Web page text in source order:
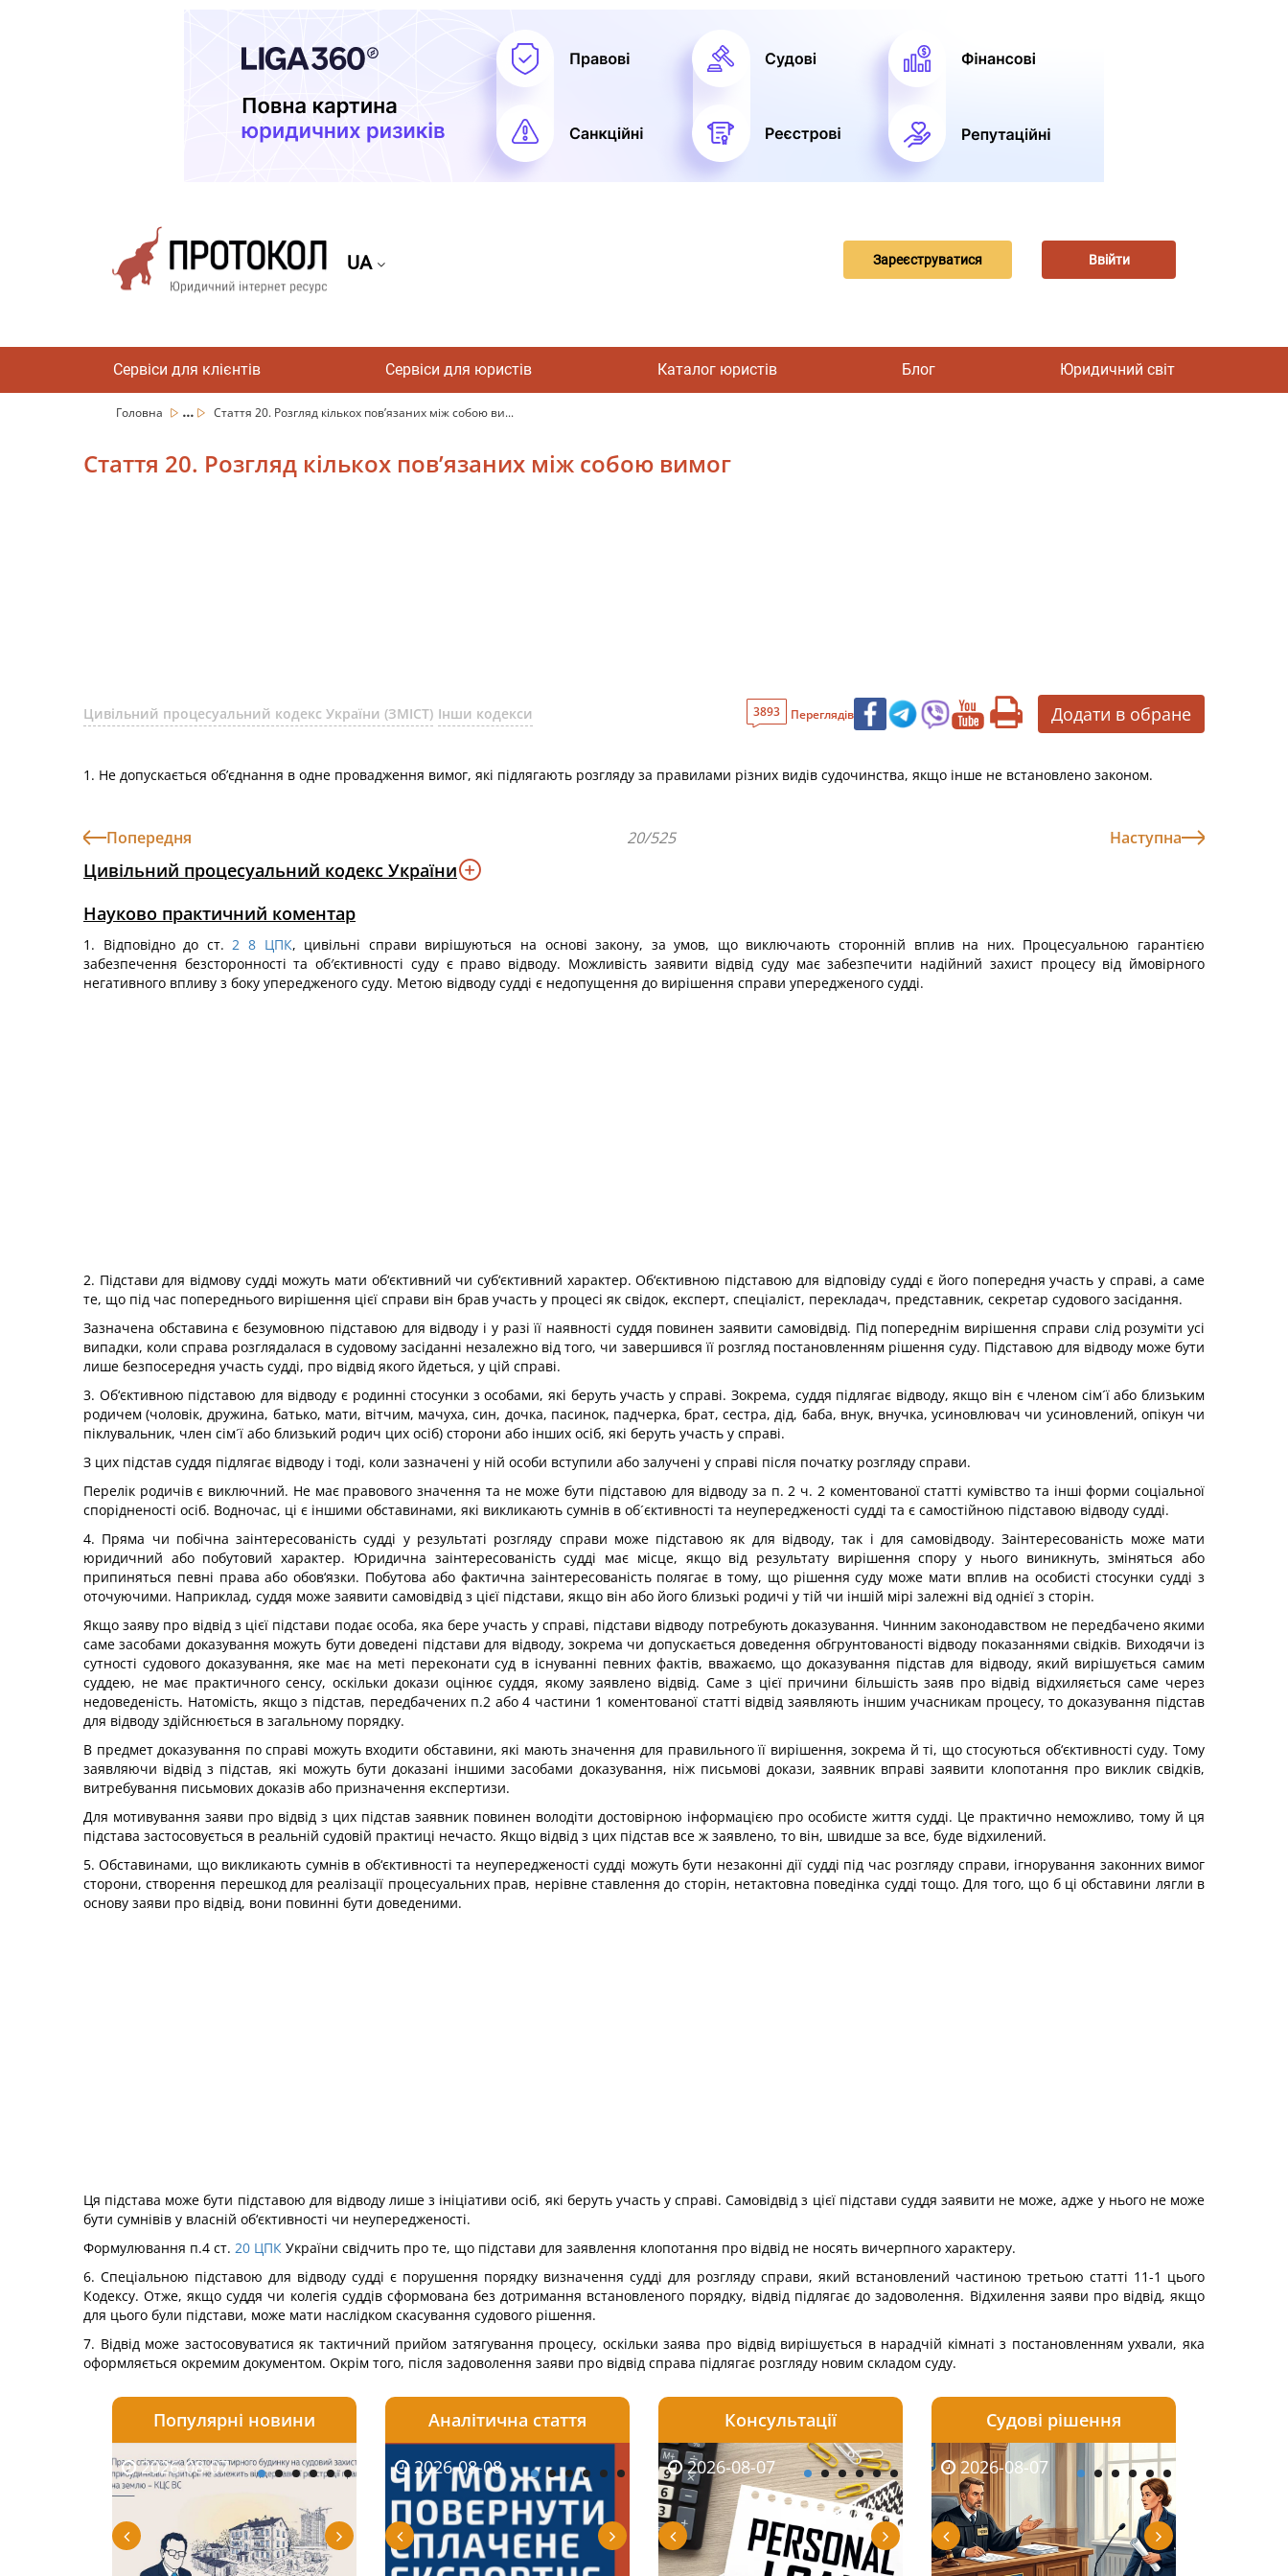
UA Зареєструватися Ввійти
Сервіси для клієнтів Сервіси для юристів Каталог юристів Блог Юридичний світ
Головна ... Стаття 20. Розгляд кількох пов’язаних між собою ви...
Стаття 20. Розгляд кількох пов’язаних між собою вимог
Цивільний процесуальний кодекс України (ЗМІСТ) Інши кодекси 3893 Переглядів Додати в обране
1. Не допускається об’єднання в одне провадження вимог, які підлягають розгляду за правилами різних видів судочинства, якщо інше не встановлено законом.
Попередня 20/525 Наступна
Цивільний процесуальний кодекс України
Науково практичний коментар
1. Відповідно до ст. 2 8 ЦПК, цивільні справи вирішуються на основі закону, за умов, що виключають сторонній вплив на них. Процесуальною гарантією
забезпечення безсторонності та об′єктивності суду є право відводу. Можливість заявити відвід суду має забезпечити надійний захист процесу від ймовірного
негативного впливу з боку упередженого суду. Метою відводу судді є недопущення до вирішення справи упередженого судді.
2. Підстави для відмову судді можуть мати об‘єктивний чи суб‘єктивний характер. Об‘єктивною підставою для відповіду судді є його попередня участь у справі, а саме
те, що під час попереднього вирішення цієї справи він брав участь у процесі як свідок, експерт, спеціаліст, перекладач, представник, секретар судового засідання.
Зазначена обставина є безумовною підставою для відводу і у разі її наявності суддя повинен заявити самовідвід. Під попереднім вирішення справи слід розуміти усі
випадки, коли справа розглядалася в судовому засіданні незалежно від того, чи завершився її розгляд постановленням рішення суду. Підставою для відводу може бути
лише безпосередня участь судді, про відвід якого йдеться, у цій справі.
3. Об‘єктивною підставою для відводу є родинні стосунки з особами, які беруть участь у справі. Зокрема, суддя підлягає відводу, якщо він є членом сім´ї або близьким
родичем (чоловік, дружина, батько, мати, вітчим, мачуха, син, дочка, пасинок, падчерка, брат, сестра, дід, баба, внук, внучка, усиновлювач чи усиновлений, опікун чи
піклувальник, член сім´ї або близький родич цих осіб) сторони або інших осіб, які беруть участь у справі.
З цих підстав суддя підлягає відводу і тоді, коли зазначені у ній особи вступили або залучені у справі після початку розгляду справи.
Перелік родичів є виключний. Не має правового значення та не може бути підставою для відводу за п. 2 ч. 2 коментованої статті кумівство та інші форми соціальної
спорідненості осіб. Водночас, ці є іншими обставинами, які викликають сумнів в об´єктивності та неупередженості судді та є самостійною підставою відводу судді.
4. Пряма чи побічна заінтересованість судді у результаті розгляду справи може підставою як для відводу, так і для самовідводу. Заінтересованість може мати
юридичний або побутовий характер. Юридична заінтересованість судді має місце, якщо від результату вирішення спору у нього виникнуть, зміняться або
припиняться певні права або обов‘язки. Побутова або фактична заінтересованість полягає в тому, що рішення суду може мати вплив на особисті стосунки судді з
оточуючими. Наприклад, суддя може заявити самовідвід з цієї підстави, якщо він або його близькі родичі у тій чи іншій мірі залежні від однієї з сторін.
Якщо заяву про відвід з цієї підстави подає особа, яка бере участь у справі, підстави відводу потребують доказування. Чинним законодавством не передбачено якими
саме засобами доказування можуть бути доведені підстави для відводу, зокрема чи допускається доведення обгрунтованості відводу показаннями свідків. Виходячи із
сутності судового доказування, яке має на меті переконати суд в існуванні певних фактів, вважаємо, що доказування підстав для відводу, який вирішується самим
суддею, не має практичного сенсу, оскільки докази оцінює суддя, якому заявлено відвід. Саме з цієї причини більшість заяв про відвід відхиляється саме через
недоведеність. Натомість, якщо з підстав, передбачених п.2 або 4 частини 1 коментованої статті відвід заявляють іншим учасникам процесу, то доказування підстав
для відводу здійснюється в загальному порядку.
В предмет доказування по справі можуть входити обставини, які мають значення для правильного її вирішення, зокрема й ті, що стосуються об‘єктивності суду. Тому
заявляючи відвід з підстав, які можуть бути доказані іншими засобами доказування, ніж письмові докази, заявник вправі заявити клопотання про виклик свідків,
витребування письмових доказів або призначення експертизи.
Для мотивування заяви про відвід з цих підстав заявник повинен володіти достовірною інформацією про особисте життя судді. Це практично неможливо, тому й ця
підстава застосовується в реальній судовій практиці нечасто. Якщо відвід з цих підстав все ж заявлено, то він, швидше за все, буде відхилений.
5. Обставинами, що викликають сумнів в об‘єктивності та неупередженості судді можуть бути незаконні дії судді під час розгляду справи, ігнорування законних вимог
сторони, створення перешкод для реалізації процесуальних прав, нерівне ставлення до сторін, нетактовна поведінка судді тощо. Для того, що б ці обставини лягли в
основу заяви про відвід, вони повинні бути доведеними.
Ця підстава може бути підставою для відводу лише з ініціативи осіб, які беруть участь у справі. Самовідвід з цієї підстави суддя заявити не може, адже у нього не може
бути сумнівів у власній об‘єктивності чи неупередженості.
Формулювання п.4 ст. 20 ЦПК України свідчить про те, що підстави для заявлення клопотання про відвід не носять вичерпного характеру.
6. Спеціальною підставою для відводу судді є порушення порядку визначення судді для розгляду справи, який встановлений частиною третьою статті 11-1 цього
Кодексу. Отже, якщо суддя чи колегія суддів сформована без дотримання встановленого порядку, відвід підлягає до задоволення. Відхилення заяви про відвід, якщо
для цього були підстави, може мати наслідком скасування судового рішення.
7. Відвід може застосовуватися як тактичний прийом затягування процесу, оскільки заява про відвід вирішується в нарадчій кімнаті з постановленням ухвали, яка
оформляється окремим документом. Окрім того, після задоволення заяви про відвід справа підлягає розгляду новим складом суду.
Популярні новини
2026-08-07 2026-08-06 2026-08-06 2026-08-06 2026-08-05
Аналітична стаття
2026-08-03 2026-08-08 2026-08-07 2026-08-04 2026-08-04
Консультації
2026-08-05 2026-08-07 2026-08-07 2026-08-06
Судові рішення
2026-07-30 2026-08-07